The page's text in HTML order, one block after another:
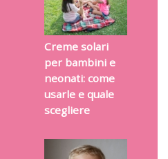
Creme solari
per bambini e
neonati: come
usarle e quale
scegliere